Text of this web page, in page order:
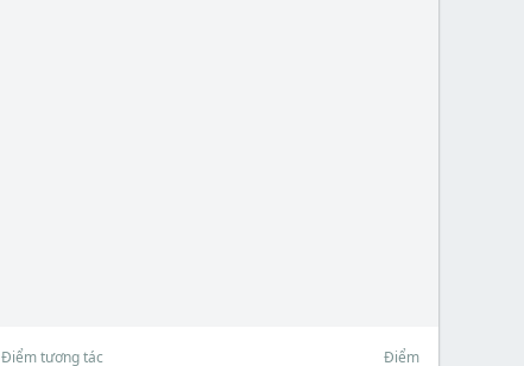
Điểm tương tác Điểm